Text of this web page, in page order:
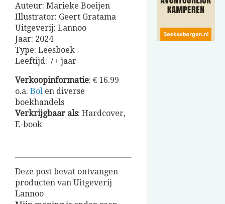
Auteur: Marieke Boeijen
Illustrator: Geert Gratama
Uitgeverij: Lannoo
Jaar: 2024
Type: Leesboek
Leeftijd: 7+ jaar
Verkoopinformatie: € 16.99
o.a. Bol en diverse
boekhandels
Verkrijgbaar als: Hardcover,
E-book
Deze post bevat ontvangen
producten van Uitgeverij
Lannoo